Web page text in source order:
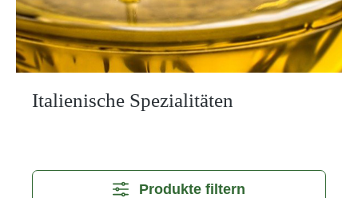
Italienische Spezialitäten
Produkte filtern